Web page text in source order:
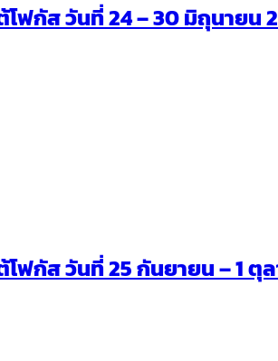
ฟกัส วันที่ 24 – 30 มิถุนายน
ฟกัส วันที่ 25 กันยายน – 1 ตุ